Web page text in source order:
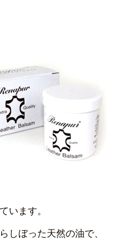
います。
しぼった天然の油で、